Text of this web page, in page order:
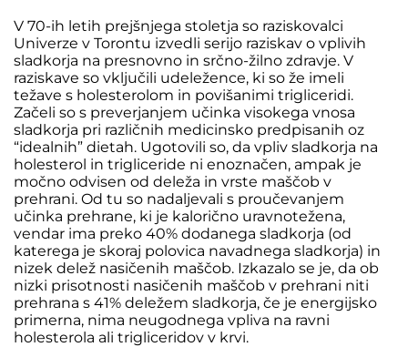
V 70-ih letih prejšnjega stoletja so raziskovalci
Univerze v Torontu izvedli serijo raziskav o vplivih
sladkorja na presnovno in srčno-žilno zdravje. V
raziskave so vključili udeležence, ki so že imeli
težave s holesterolom in povišanimi trigliceridi.
Začeli so s preverjanjem učinka visokega vnosa
sladkorja pri različnih medicinsko predpisanih oz
“idealnih” dietah. Ugotovili so, da vpliv sladkorja na
holesterol in trigliceride ni enoznačen, ampak je
močno odvisen od deleža in vrste maščob v
prehrani. Od tu so nadaljevali s proučevanjem
učinka prehrane, ki je kalorično uravnotežena,
vendar ima preko 40% dodanega sladkorja (od
katerega je skoraj polovica navadnega sladkorja) in
nizek delež nasičenih maščob. Izkazalo se je, da ob
nizki prisotnosti nasičenih maščob v prehrani niti
prehrana s 41% deležem sladkorja, če je energijsko
primerna, nima neugodnega vpliva na ravni
holesterola ali trigliceridov v krvi.